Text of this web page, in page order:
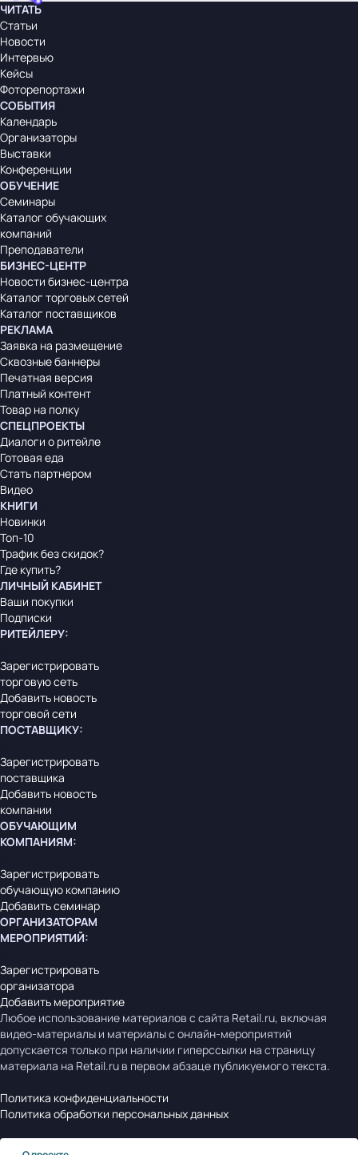
ЧИТАТЬ
Статьи
Новости
Интервью
Кейсы
Фоторепортажи
СОБЫТИЯ
Календарь
Организаторы
Выставки
Конференции
ОБУЧЕНИЕ
Семинары
Каталог обучающих
компаний
Преподаватели
БИЗНЕС-ЦЕНТР
Новости бизнес-центра
Каталог торговых сетей
Каталог поставщиков
РЕКЛАМА
Заявка на размещение
Сквозные баннеры
Печатная версия
Платный контент
Товар на полку
СПЕЦПРОЕКТЫ
Диалоги о ритейле
Готовая еда
Стать партнером
Видео
КНИГИ
Новинки
Топ-10
Трафик без скидок?
Где купить?
ЛИЧНЫЙ КАБИНЕТ
Ваши покупки
Подписки
РИТЕЙЛЕРУ:
Зарегистрировать
торговую сеть
Добавить новость
торговой сети
ПОСТАВЩИКУ:
Зарегистрировать
поставщика
Добавить новость
компании
ОБУЧАЮЩИМ
КОМПАНИЯМ:
Зарегистрировать
обучающую компанию
Добавить семинар
ОРГАНИЗАТОРАМ
МЕРОПРИЯТИЙ:
Зарегистрировать
организатора
Добавить мероприятие
Любое использование материалов с сайта Retail.ru, включая
видео-материалы и материалы с онлайн-мероприятий
допускается только при наличии гиперссылки на страницу
материала на Retail.ru в первом абзаце публикуемого текста.
Политика конфиденциальности
Политика обработки персональных данных